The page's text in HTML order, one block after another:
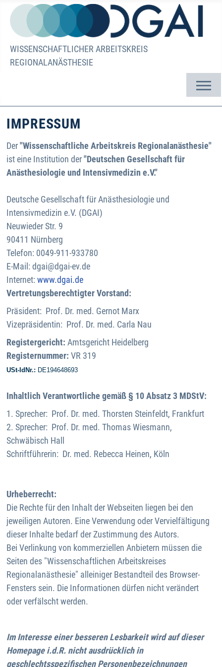
WISSENSCHAFTLICHER ARBEITSKREIS
REGIONALANÄSTHESIE
IMPRESSUM
Der"Wissenschaftliche Arbeitskreis Regionalanästhesie"
ist eine Institution der"Deutschen Gesellschaft für
Anästhesiologie und Intensivmedizin e.V."
Deutsche Gesellschaft für Anästhesiologie und
Intensivmedizin e.V. (DGAI)
Neuwieder Str. 9
90411 Nürnberg
Telefon: 0049-911-933780
E-Mail:dgai@dgai-ev.de
Internet:www.dgai.de
Vertretungsberechtigter Vorstand:
Präsident: Prof. Dr. med. Gernot Marx
Vizepräsidentin: Prof. Dr. med. Carla Nau
Registergericht: Amtsgericht Heidelberg
Registernummer: VR 319
USt-IdNr.: DE194648693
Inhaltlich Verantwortliche gemäß § 10 Absatz 3 MDStV:
1. Sprecher: Prof. Dr. med. Thorsten Steinfeldt, Frankfurt
2. Sprecher: Prof. Dr. med. Thomas Wiesmann,
Schwäbisch Hall
Schriftführerin: Dr. med. Rebecca Heinen, Köln
Urheberrecht:
Die Rechte für den Inhalt der Webseiten liegen bei den
jeweiligen Autoren. Eine Verwendung oder Vervielfältigung
dieser Inhalte bedarf der Zustimmung des Autors.
Bei Verlinkung von kommerziellen Anbietern müssen die
Seiten des "Wissenschaftlichen Arbeitskreises
Regionalanästhesie" alleiniger Bestandteil des Browser-
Fensters sein. Die Informationen dürfen nicht verändert
oder verfälscht werden.
Im Interesse einer besseren Lesbarkeit wird auf dieser
Homepage i.d.R. nicht ausdrücklich in
geschlechtsspezifischen Personenbezeichnungen